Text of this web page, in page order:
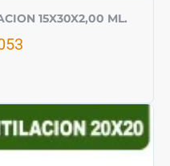
15X30X2,00 ML.